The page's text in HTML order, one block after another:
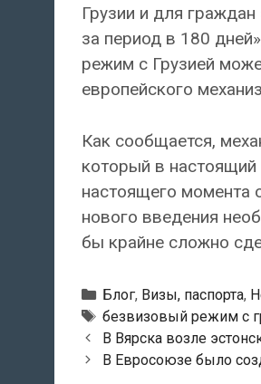
Грузии и для
за период в 180
режим с Грузией
европейского
Как сообщается,
который в
настоящего момента
нового введения
бы крайне сложно
Рубрики
Блог, Визы, паспорта,
Метки
безвизовый режим с
Навигация
по
В Вярска возле
В Евросоюзе было